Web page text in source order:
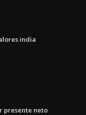
india
presente neto